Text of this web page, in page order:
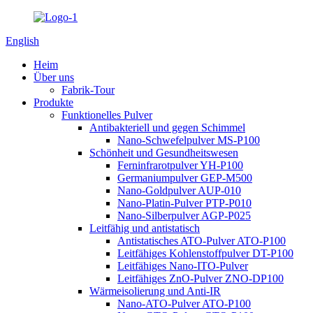
English
Heim
Über uns
Fabrik-Tour
Produkte
Funktionelles Pulver
Antibakteriell und gegen Schimmel
Nano-Schwefelpulver MS-P100
Schönheit und Gesundheitswesen
Ferninfrarotpulver YH-P100
Germaniumpulver GEP-M500
Nano-Goldpulver AUP-010
Nano-Platin-Pulver PTP-P010
Nano-Silberpulver AGP-P025
Leitfähig und antistatisch
Antistatisches ATO-Pulver ATO-P100
Leitfähiges Kohlenstoffpulver DT-P100
Leitfähiges Nano-ITO-Pulver
Leitfähiges ZnO-Pulver ZNO-DP100
Wärmeisolierung und Anti-IR
Nano-ATO-Pulver ATO-P100